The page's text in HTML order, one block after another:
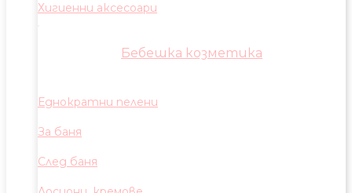
Хигиенни аксесоари
Бебешка козметика
Еднократни пелени
За баня
След баня